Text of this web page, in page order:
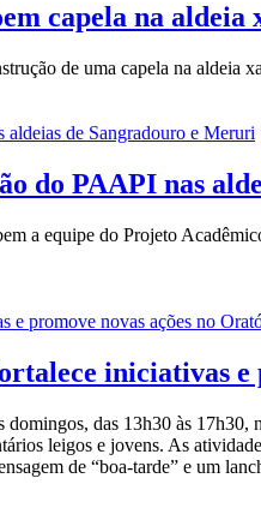
capela na aldeia
de uma capela na aldeia
do PAAPI nas
a equipe do Projeto
iniciativas e
domingos, das 13h30 às
leigos e jovens. As
de “boa-tarde” e um